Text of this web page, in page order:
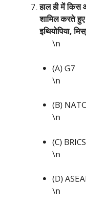
हाल ही में किस
शामिल करते
इथियोपिया,
\n
(A) G7
\n
(B)
\n
(C) BRICS
\n
(D)
\n